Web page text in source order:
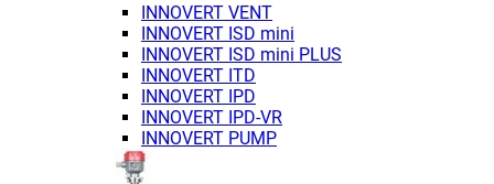
INNOVERT VENT
INNOVERT ISD mini
INNOVERT ISD mini PLUS
INNOVERT ITD
INNOVERT IРD
INNOVERT IРD-VR
INNOVERT PUMP